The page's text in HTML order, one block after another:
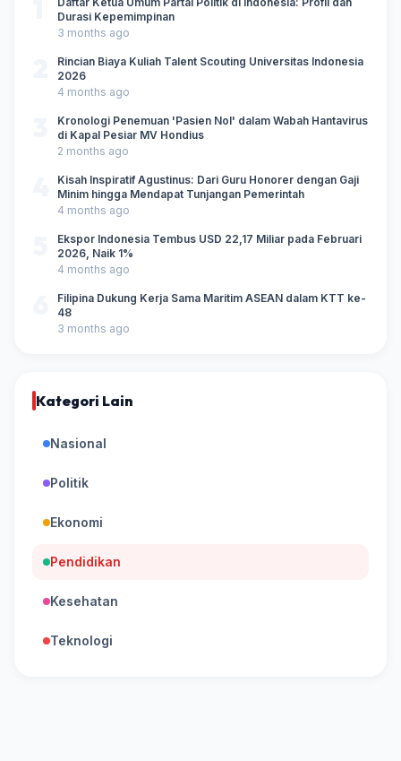
Durasi Kepemimpinan
3 months ago
Rincian Biaya Kuliah Talent Scouting Universitas Indonesia
2026
4 months ago
Kronologi Penemuan 'Pasien Nol' dalam Wabah Hantavirus
di Kapal Pesiar MV Hondius
2 months ago
Kisah Inspiratif Agustinus: Dari Guru Honorer dengan Gaji
Minim hingga Mendapat Tunjangan Pemerintah
4 months ago
Ekspor Indonesia Tembus USD 22,17 Miliar pada Februari
2026, Naik 1%
4 months ago
Filipina Dukung Kerja Sama Maritim ASEAN dalam KTT ke-
48
3 months ago
Kategori Lain
Nasional
Politik
Ekonomi
Pendidikan
Kesehatan
Teknologi